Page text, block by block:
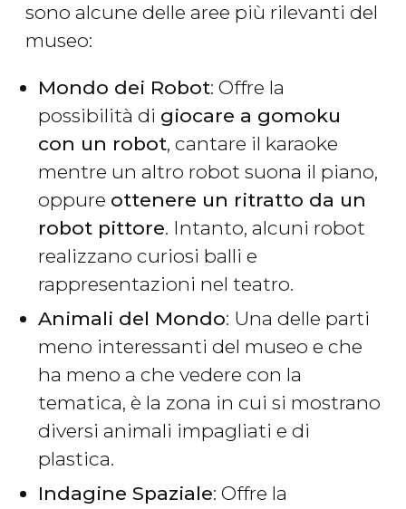
sono alcune delle aree più rilevanti del
museo:
Mondo dei Robot: Offre la
possibilità di giocare a gomoku
con un robot, cantare il karaoke
mentre un altro robot suona il piano,
oppure ottenere un ritratto da un
robot pittore. Intanto, alcuni robot
realizzano curiosi balli e
rappresentazioni nel teatro.
Animali del Mondo: Una delle parti
meno interessanti del museo e che
ha meno a che vedere con la
tematica, è la zona in cui si mostrano
diversi animali impagliati e di
plastica.
Indagine Spaziale: Offre la